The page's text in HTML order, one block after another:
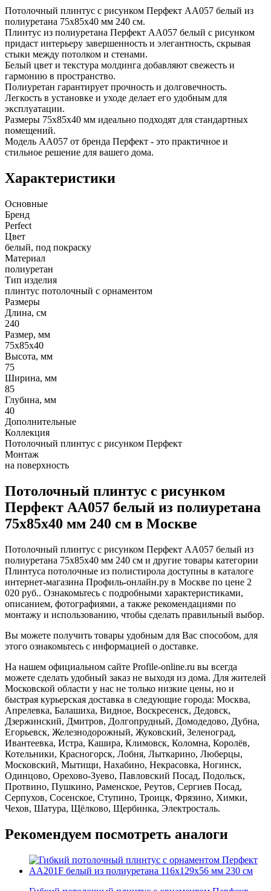
Потолочный плинтус с рисунком Перфект AA057 белый из
полиуретана 75х85х40 мм 240 см.
Плинтус из полиуретана Перфект AA057 белый с рисунком
придаст интерьеру завершенность и элегантность, скрывая
стыки между потолком и стенами.
Белый цвет и текстура молдинга добавляют свежесть и
гармонию в пространство.
Полиуретан гарантирует прочность и долговечность.
Легкость в установке и уходе делает его удобным для
эксплуатации.
Размеры 75x85x40 мм идеально подходят для стандартных
помещений.
Модель AA057 от бренда Перфект - это практичное и
стильное решение для вашего дома.
Характеристики
Основные
Бренд
Perfect
Цвет
белый, под покраску
Материал
полиуретан
Тип изделия
плинтус потолочный с орнаментом
Размеры
Длина, см
240
Размер, мм
75х85х40
Высота, мм
75
Ширина, мм
85
Глубина, мм
40
Дополнительные
Коллекция
Потолочный плинтус с рисунком Перфект
Монтаж
на поверхность
Потолочный плинтус с рисунком
Перфект AA057 белый из полиуретана
75х85х40 мм 240 см в Москве
Потолочный плинтус с рисунком Перфект AA057 белый из
полиуретана 75х85х40 мм 240 см и другие товары категории
Плинтуса потолочные из полистирола доступны в каталоге
интернет-магазина Профиль-онлайн.ру в Москве по цене 2
020 руб.. Ознакомьтесь с подробными характеристиками,
описанием, фотографиями, а также рекомендациями по
монтажу и использованию, чтобы сделать правильный выбор.
Вы можете получить товары удобным для Вас способом, для
этого ознакомьтесь с информацией о доставке.
На нашем официальном сайте Profile-online.ru вы всегда
можете сделать удобный заказ не выходя из дома. Для жителей
Московской области у нас не только низкие цены, но и
быстрая курьерская доставка в следующие города: Москва,
Апрелевка, Балашиха, Видное, Воскресенск, Дедовск,
Дзержинский, Дмитров, Долгопрудный, Домодедово, Дубна,
Егорьевск, Железнодорожный, Жуковский, Зеленоград,
Ивантеевка, Истра, Кашира, Климовск, Коломна, Королёв,
Котельники, Красногорск, Лобня, Лыткарино, Люберцы,
Московский, Мытищи, Нахабино, Некрасовка, Ногинск,
Одинцово, Орехово-Зуево, Павловский Посад, Подольск,
Протвино, Пушкино, Раменское, Реутов, Сергиев Посад,
Серпухов, Сосенское, Ступино, Троицк, Фрязино, Химки,
Чехов, Шатура, Щёлково, Щербинка, Электросталь.
Рекомендуем посмотреть аналоги